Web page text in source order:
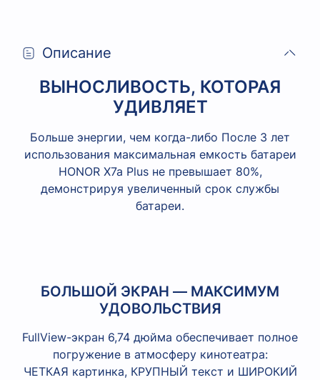
Описание
ВЫНОСЛИВОСТЬ, КОТОРАЯ
УДИВЛЯЕТ
Больше энергии, чем когда-либо После 3 лет
использования максимальная емкость батареи
HONOR X7a Plus не превышает 80%,
демонстрируя увеличенный срок службы
батареи.
БОЛЬШОЙ ЭКРАН — МАКСИМУМ
УДОВОЛЬСТВИЯ
FullView-экран 6,74 дюйма обеспечивает полное
погружение в атмосферу кинотеатра:
ЧЕТКАЯ картинка, КРУПНЫЙ текст и ШИРОКИЙ